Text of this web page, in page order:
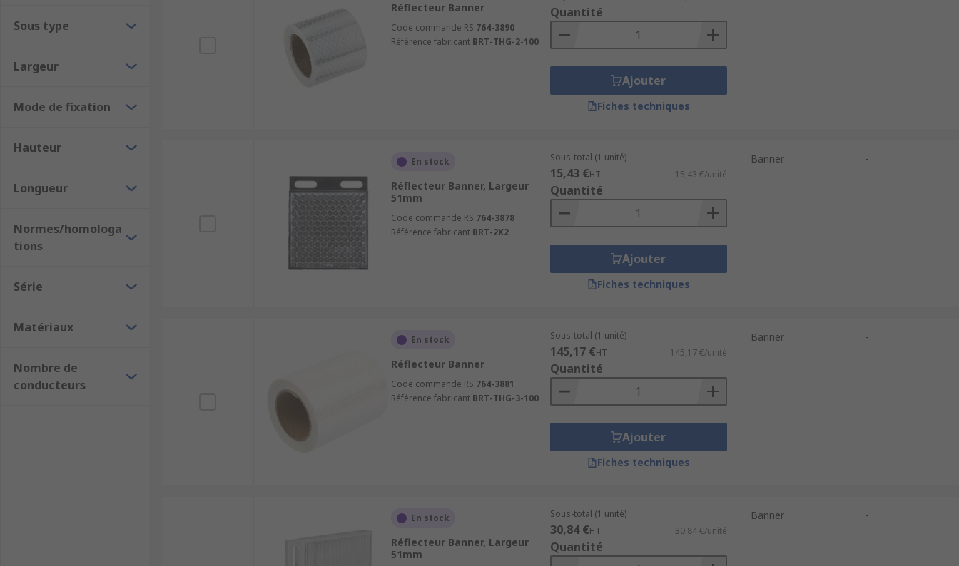
Sous type
Largeur
Mode de fixation
Hauteur
Longueur
Normes/homologa
tions
Série
Matériaux
Nombre de
conducteurs
Réflecteur Banner
Code commande RS 764-3890
Référence fabricant BRT-THG-2-100
Quantité
Ajouter
Fiches techniques
En stock
Réflecteur Banner, Largeur
51mm
Code commande RS 764-3878
Référence fabricant BRT-2X2
Sous-total (1 unité)
15,43 €HT 15,43 €/unité
Quantité
Ajouter
Fiches techniques
Banner -
En stock
Réflecteur Banner
Code commande RS 764-3881
Référence fabricant BRT-THG-3-100
Sous-total (1 unité)
145,17 €HT 145,17 €/unité
Quantité
Ajouter
Fiches techniques
Banner -
En stock
Réflecteur Banner, Largeur
51mm
Sous-total (1 unité)
30,84 €HT 30,84 €/unité
Quantité
Banner -